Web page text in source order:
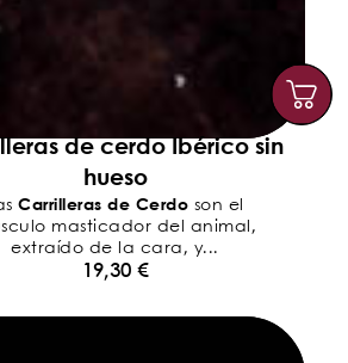
de cerdo Ibérico sin
hueso
Carrilleras de Cerdo son el
masticador del animal,
extraído de la cara, y...
19,30 €